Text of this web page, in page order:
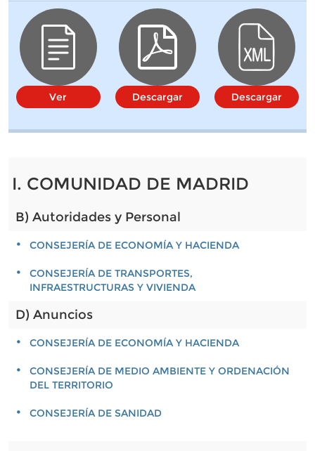
Ver Descargar Descargar
I. COMUNIDAD DE MADRID
B) Autoridades y Personal
CONSEJERÍA DE ECONOMÍA Y HACIENDA
CONSEJERÍA DE TRANSPORTES,
INFRAESTRUCTURAS Y VIVIENDA
D) Anuncios
CONSEJERÍA DE ECONOMÍA Y HACIENDA
CONSEJERÍA DE MEDIO AMBIENTE Y ORDENACIÓN
DEL TERRITORIO
CONSEJERÍA DE SANIDAD